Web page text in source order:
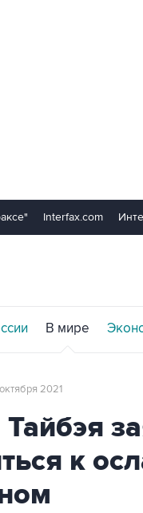
Interfax.com
В мире
2021
Тайбэя
к